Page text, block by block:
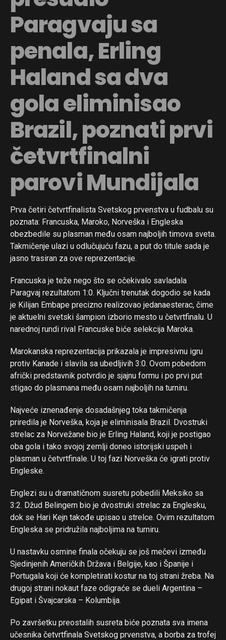
Paragvaju sa
penala, Erling
Haland sa dva
gola eliminisao
Brazil, poznati prvi
četvrtfinalni
parovi Mundijala
Prva četiri četvrtfinalista Svetskog prvenstva u fudbalu su
poznata: Francuska, Maroko, Norveška i Engleska
obezbedile su plasman među osam najboljih timova sveta.
Takmičenje ulazi u odlučujuću fazu, a put do titule sada je
jasno trasiran za ove reprezentacije.
Francuska je teže nego što se očekivalo savladala
Paragvaj rezultatom 1:0. Ključni trenutak dogodio se kada
je Kilijan Embape precizno realizovao jedanaesterac, čime
je aktuelni svetski šampion izborio mesto u četvrtfinalu. U
narednoj rundi rival Francuske biće selekcija Maroka.
Marokanska reprezentacija prikazala je impresivnu igru
protiv Kanade i slavila sa ubedljivih 3:0. Ovom pobedom
afrički predstavnik potvrdio je sjajnu formu i po prvi put
stigao do plasmana među osam najboljih na turniru.
Najveće iznenađenje dosadašnjeg toka takmičenja
priredila je Norveška, koja je eliminisala Brazil. Dvostruki
strelac za Norvežane bio je Erling Haland, koji je postigao
oba gola i tako svojoj zemlji doneo istorijski uspeh i
plasman u četvrtfinale. U toj fazi Norveška će igrati protiv
Engleske.
Englezi su u dramatičnom susretu pobedili Meksiko sa
3:2. Džud Belingem bio je dvostruki strelac za Englesku,
dok se Hari Kejn takođe upisao u strelce. Ovim rezultatom
Engleska se pridružila najboljima na turniru.
U nastavku osmine finala očekuju se još mečevi između
Sjedinjenih Američkih Država i Belgije, kao i Španije i
Portugala koji će kompletirati kostur na toj strani žreba. Na
drugoj strani nokaut faze odigraće se dueli Argentina –
Egipat i Švajcarska – Kolumbija.
Po završetku preostalih susreta biće poznata sva imena
učesnika četvrtfinala Svetskog prvenstva, a borba za trofej
Flipboard
Pinterest
Email